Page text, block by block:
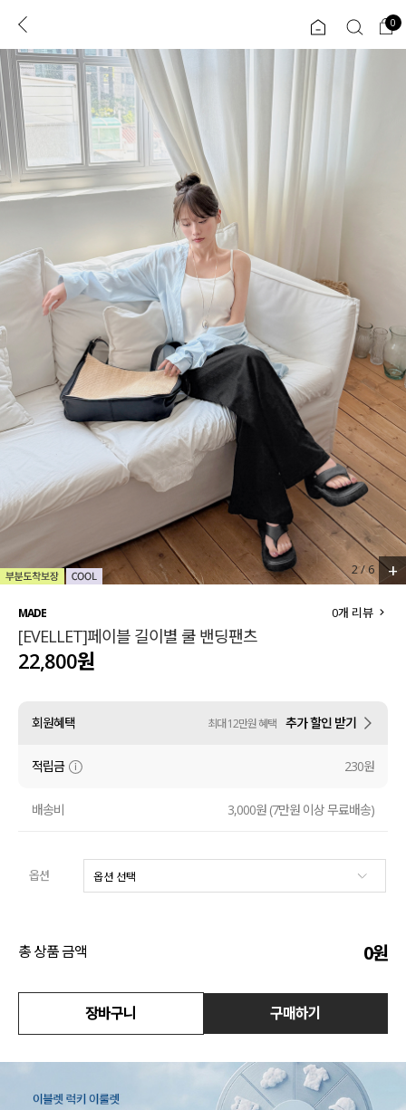
로그인 0
ENG
TW
리뷰 & 혜택
CATEGORY
인플루언서 pick!
신상 5%
MADE
세트할인 ~30%
하객룩
살안타템
110사이즈
티셔츠
셔츠
원피스
니트
ALL
익스클루시브
아우터
티셔츠
니트
블라우스
원피스
팬츠
스커트
언더웨어
0
2/6 +
MADE
[EVELLET]페이블 길이별 쿨 밴딩팬츠
0개 리뷰
22,800원
회원혜택 최대 12만원 혜택 추가 할인 받기
적립금 230원
배송비 3,000원 (7만원 이상 무료배송)
옵션
총 상품 금액 0원
장바구니 구매하기